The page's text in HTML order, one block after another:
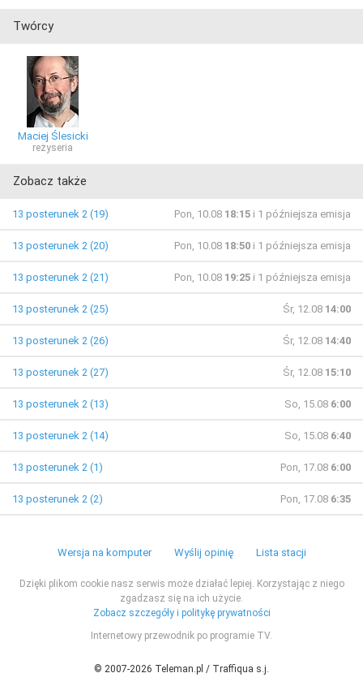
Twórcy
Maciej Ślesicki
reżyseria
Zobacz także
13 posterunek 2 (19) Pon, 10.08 18:15 i 1 późniejsza emisja
13 posterunek 2 (20) Pon, 10.08 18:50 i 1 późniejsza emisja
13 posterunek 2 (21) Pon, 10.08 19:25 i 1 późniejsza emisja
13 posterunek 2 (25) Śr, 12.08 14:00
13 posterunek 2 (26) Śr, 12.08 14:40
13 posterunek 2 (27) Śr, 12.08 15:10
13 posterunek 2 (13) So, 15.08 6:00
13 posterunek 2 (14) So, 15.08 6:40
13 posterunek 2 (1) Pon, 17.08 6:00
13 posterunek 2 (2) Pon, 17.08 6:35
Wersja na komputer Wyślij opinię Lista stacji
Dzięki plikom cookie nasz serwis może działać lepiej. Korzystając z niego
zgadzasz się na ich użycie.
Zobacz szczegóły i politykę prywatności
Internetowy przewodnik po programie TV.
© 2007-2026 Teleman.pl / Traffiqua s.j.